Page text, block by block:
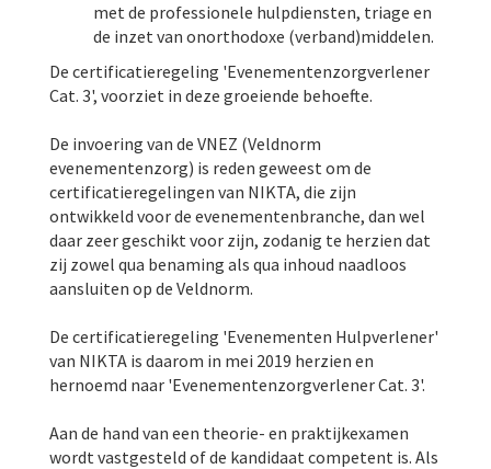
met de professionele hulpdiensten, triage en
de inzet van onorthodoxe (verband)middelen.
De certificatieregeling 'Evenementenzorgverlener
Cat. 3', voorziet in deze groeiende behoefte.
De invoering van de VNEZ (Veldnorm
evenementenzorg) is reden geweest om de
certificatieregelingen van NIKTA, die zijn
ontwikkeld voor de evenementenbranche, dan wel
daar zeer geschikt voor zijn, zodanig te herzien dat
zij zowel qua benaming als qua inhoud naadloos
aansluiten op de Veldnorm.
De certificatieregeling 'Evenementen Hulpverlener'
van NIKTA is daarom in mei 2019 herzien en
hernoemd naar 'Evenementenzorgverlener Cat. 3'.
Aan de hand van een theorie- en praktijkexamen
wordt vastgesteld of de kandidaat competent is. Als